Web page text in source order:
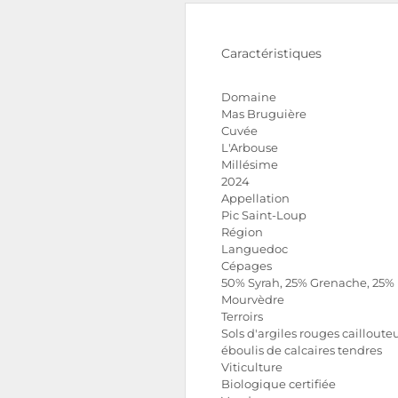
Caractéristiques
Domaine
Mas Bruguière
Cuvée
L'Arbouse
Millésime
2024
Appellation
Pic Saint-Loup
Région
Languedoc
Cépages
50% Syrah, 25% Grenache, 25%
Mourvèdre
Terroirs
Sols d'argiles rouges
éboulis de calcaires tendres
Viticulture
Biologique certifiée